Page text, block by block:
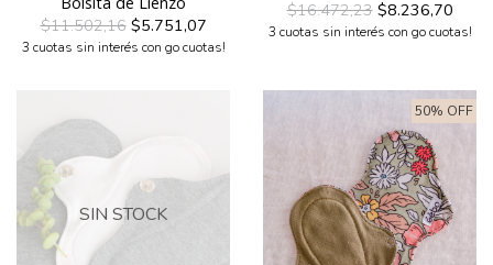
$11.502,16$5.751,07
3 cuotas sin interés con go cuotas!
$16.472,23$8.236,70
3 cuotas sin interés con go cuotas!
SIN STOCK
50% OFF